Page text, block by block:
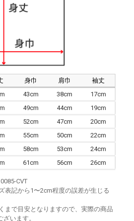
身巾 肩巾
袖丈
43cm 38cm
17cm
49cm 44cm
19cm
52cm 47cm
20cm
55cm 50cm
22cm
58cm 53cm
24cm
61cm 56cm 26cm
CVT
表記から1〜2cm程度の誤差が生じる
まで目安となりますので、実際の商品
います。